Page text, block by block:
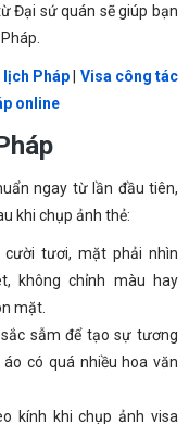
Đại sứ quán sẽ giúp bạn
lịch Pháp| Visa công tác
online
ngay từ lần đầu tiên,
khi chụp ảnh thẻ:
cười tươi, mặt phải nhìn
không chỉnh màu hay
mặt.
sẫm để tạo sự tương
có quá nhiều hoa văn
kính khi chụp ảnh visa